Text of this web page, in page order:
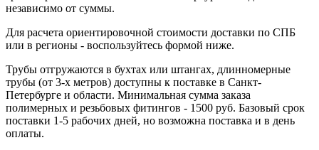
независимо от суммы.
Для расчета ориентировочной стоимости доставки по СПБ
или в регионы - воспользуйтесь формой ниже.
Трубы отгружаются в бухтах или штангах, длинномерные
трубы (от 3-х метров) доступны к поставке в Санкт-
Петербурге и области. Минимальная сумма заказа
полимерных и резьбовых фитингов - 1500 руб. Базовый срок
поставки 1-5 рабочих дней, но возможна поставка и в день
оплаты.